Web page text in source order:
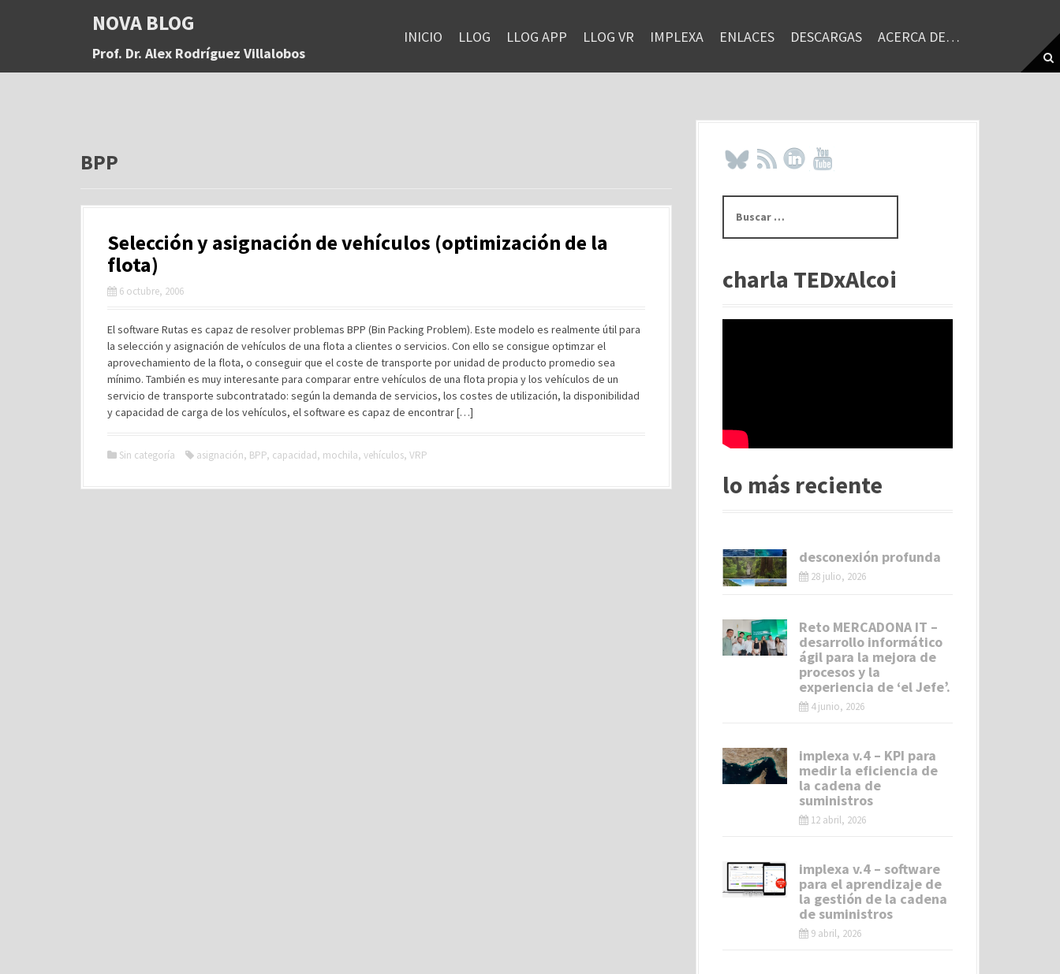
a
NOVA BLOG
Prof. Dr. Alex Rodríguez Villalobos
INICIO LLOG LLOG APP LLOG VR IMPLEXA ENLACES DESCARGAS ACERCA DE…
BPP
Selección y asignación de vehículos (optimización de la
flota)
6 octubre, 2006
El software Rutas es capaz de resolver problemas BPP (Bin Packing Problem). Este modelo es realmente útil para
la selección y asignación de vehículos de una flota a clientes o servicios. Con ello se consigue optimzar el
aprovechamiento de la flota, o conseguir que el coste de transporte por unidad de producto promedio sea
mínimo. También es muy interesante para comparar entre vehículos de una flota propia y los vehículos de un
servicio de transporte subcontratado: según la demanda de servicios, los costes de utilización, la disponibilidad
y capacidad de carga de los vehículos, el software es capaz de encontrar […]
Sin categoría asignación, BPP, capacidad, mochila, vehículos, VRP
s
rcharla TEDxAlcoi
lo más reciente
desconexión profunda
28 julio, 2026
Reto MERCADONA IT –
desarrollo informático
ágil para la mejora de
procesos y la
experiencia de ‘el Jefe’.
4 junio, 2026
implexa v.4 – KPI para
medir la eficiencia de
la cadena de
suministros
12 abril, 2026
implexa v.4 – software
para el aprendizaje de
la gestión de la cadena
de suministros
9 abril, 2026